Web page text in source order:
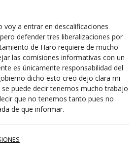
voy a entrar en descalificaciones
defender tres liberalizaciones por
de Haro requiere de mucho
las comisiones informativas con un
es únicamente responsabilidad del
dicho esto creo dejo clara mi
puede decir tenemos mucho trabajo
que no tenemos tanto pues no
de que informar.